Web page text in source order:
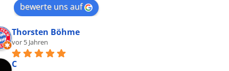
bewerte uns auf
Thorsten Böhme
vor 5 Jahren
C